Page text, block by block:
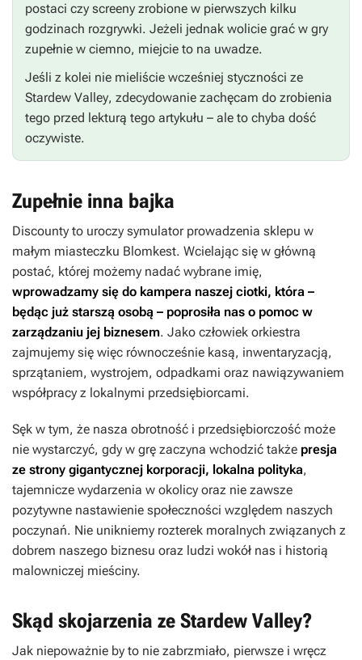
postaci czy screeny zrobione w pierwszych kilku
godzinach rozgrywki. Jeżeli jednak wolicie grać w gry
zupełnie w ciemno, miejcie to na uwadze.
Jeśli z kolei nie mieliście wcześniej styczności ze
Stardew Valley, zdecydowanie zachęcam do zrobienia
tego przed lekturą tego artykułu – ale to chyba dość
oczywiste.
Zupełnie inna bajka
Discounty to uroczy symulator prowadzenia sklepu w
małym miasteczku Blomkest. Wcielając się w główną
postać, której możemy nadać wybrane imię,
wprowadzamy się do kampera naszej ciotki, która –
będąc już starszą osobą – poprosiła nas o pomoc w
zarządzaniu jej biznesem. Jako człowiek orkiestra
zajmujemy się więc równocześnie kasą, inwentaryzacją,
sprzątaniem, wystrojem, odpadkami oraz nawiązywaniem
współpracy z lokalnymi przedsiębiorcami.
Sęk w tym, że nasza obrotność i przedsiębiorczość może
nie wystarczyć, gdy w grę zaczyna wchodzić także presja
ze strony gigantycznej korporacji, lokalna polityka,
tajemnicze wydarzenia w okolicy oraz nie zawsze
pozytywne nastawienie społeczności względem naszych
poczynań. Nie unikniemy rozterek moralnych związanych z
dobrem naszego biznesu oraz ludzi wokół nas i historią
malowniczej mieściny.
Skąd skojarzenia ze Stardew Valley?
Jak niepoważnie by to nie zabrzmiało, pierwsze i wręcz